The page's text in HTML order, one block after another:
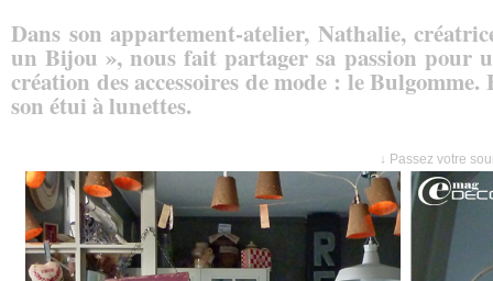
Dans son appartement-atelier, Nathalie,
un Bijou », nous fait partager sa passion pour
création des accessoires de mode : le
son étui à lunettes.
↓ Passez votre